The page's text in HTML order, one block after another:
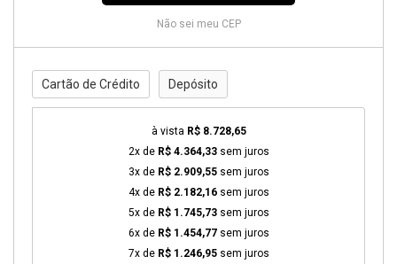
Não sei meu CEP
Cartão de Crédito Depósito
à vista R$ 8.728,65
2x de R$ 4.364,33sem juros
3x de R$ 2.909,55sem juros
4x de R$ 2.182,16sem juros
5x de R$ 1.745,73sem juros
6x de R$ 1.454,77sem juros
7x de R$ 1.246,95sem juros